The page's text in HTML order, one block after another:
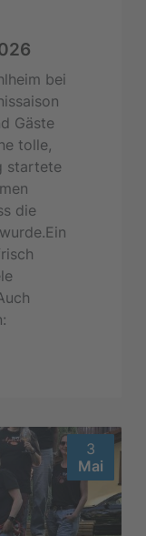
bei
Gäste
tolle,
startete
die
3
Mai